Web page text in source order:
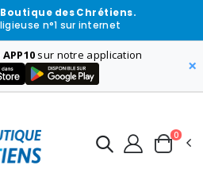
Boutique des Chrétiens.
n°1 sur internet
APP10 sur notre application
×
0